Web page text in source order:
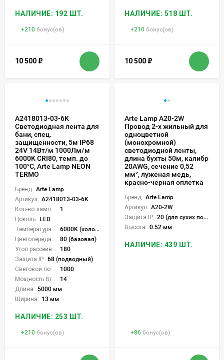
НАЛИЧИЕ: 192 ШТ.
+210 бонус(ов)
10 500 ₽
НАЛИЧИЕ: 518 ШТ.
+210 бонус(ов)
10 500 ₽
A2418013-03-6K
Светодиодная лента для
бани, спец.
защищенности, 5м IP68
24V 14Вт/м 1000Лм/м
6000K CRI80, темп. до
100°С, Arte Lamp NEON
TERMO
Бренд: Arte Lamp
Артикул: A2418013-03-6K
1
Цоколь: LED
6000K (холодный)
80 (базовая)
180
Защита IP: 68 (подводный)
1000
14
Длина: 5000 мм
Ширина: 13 мм
НАЛИЧИЕ: 253 ШТ.
+210 бонус(ов)
Arte Lamp A20-2W
Провод 2-х жильный для
одноцветной
(монохромной)
светодиодной ленты,
длина бухты 50м, калибр
20AWG, сечение 0,52
мм², луженая медь,
красно-черная оплетка
Бренд: Arte Lamp
Артикул: A20-2W
Защита IP: 20 (для сухих пом.)
Высота: 0.52 мм
НАЛИЧИЕ: 439 ШТ.
+86 бонус(ов)